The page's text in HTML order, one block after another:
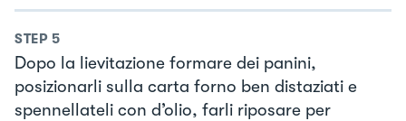
STEP 5
Dopo la lievitazione formare dei panini,
posizionarli sulla carta forno ben distaziati e
spennellateli con d’olio, farli riposare per